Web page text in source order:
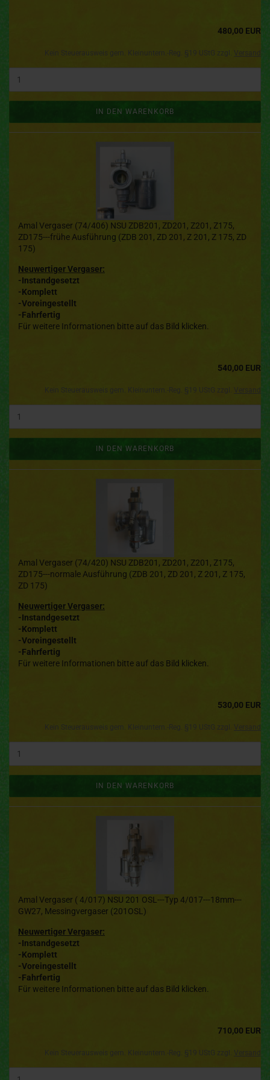
480,00 EUR
IN DEN WARENKORB
Amal Vergaser (74/406) NSU ZDB201, ZD201, Z201, Z175,
ZD175---frühe Ausführung (ZDB 201, ZD 201, Z 201, Z 175, ZD
175)
Neuwertiger Vergaser:
-Instandgesetzt
-Komplett
-Voreingestellt
-Fahrfertig
Für weitere Informationen bitte auf das Bild klicken.
540,00 EUR
IN DEN WARENKORB
Amal Vergaser (74/420) NSU ZDB201, ZD201, Z201, Z175,
ZD175---normale Ausführung (ZDB 201, ZD 201, Z 201, Z 175,
ZD 175)
Neuwertiger Vergaser:
-Instandgesetzt
-Komplett
-Voreingestellt
-Fahrfertig
Für weitere Informationen bitte auf das Bild klicken.
530,00 EUR
IN DEN WARENKORB
Amal Vergaser ( 4/017) NSU 201 OSL---Typ 4/017---18mm---
GW27, Messingvergaser (201OSL)
Neuwertiger Vergaser:
-Instandgesetzt
-Komplett
-Voreingestellt
-Fahrfertig
Für weitere Informationen bitte auf das Bild klicken.
710,00 EUR